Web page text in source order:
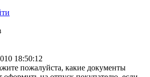
18:50:12
пожалуйста, какие документы